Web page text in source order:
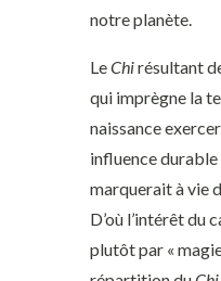
notre planète.
LeChirésultant
qui imprègne la
naissance
influence durable
marquerait à vie
D’où l’intérêt du
plutôt par «